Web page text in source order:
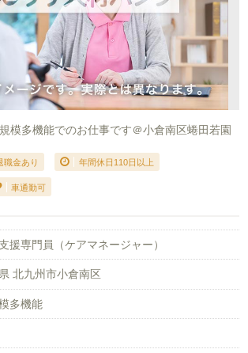
模多機能でのお仕事です＠小倉南区蜷田若園
職金あり 年間休日110日以上
車通勤可
援専門員（ケアマネージャー）
北九州市小倉南区
多機能